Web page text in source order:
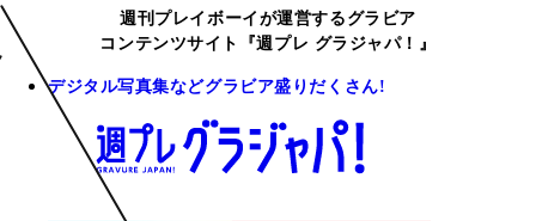
週刊プレイボーイが運営するグラビア
コンテンツサイト『週プレ グラジャパ！』
デジタル写真集などグラビア盛りだくさん!